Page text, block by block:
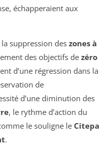
échapperaient aux
suppression des zones à
des objectifs de zéro
d’une régression dans la
de
d’une diminution des
, le rythme d’action du
le souligne le Citepa
.